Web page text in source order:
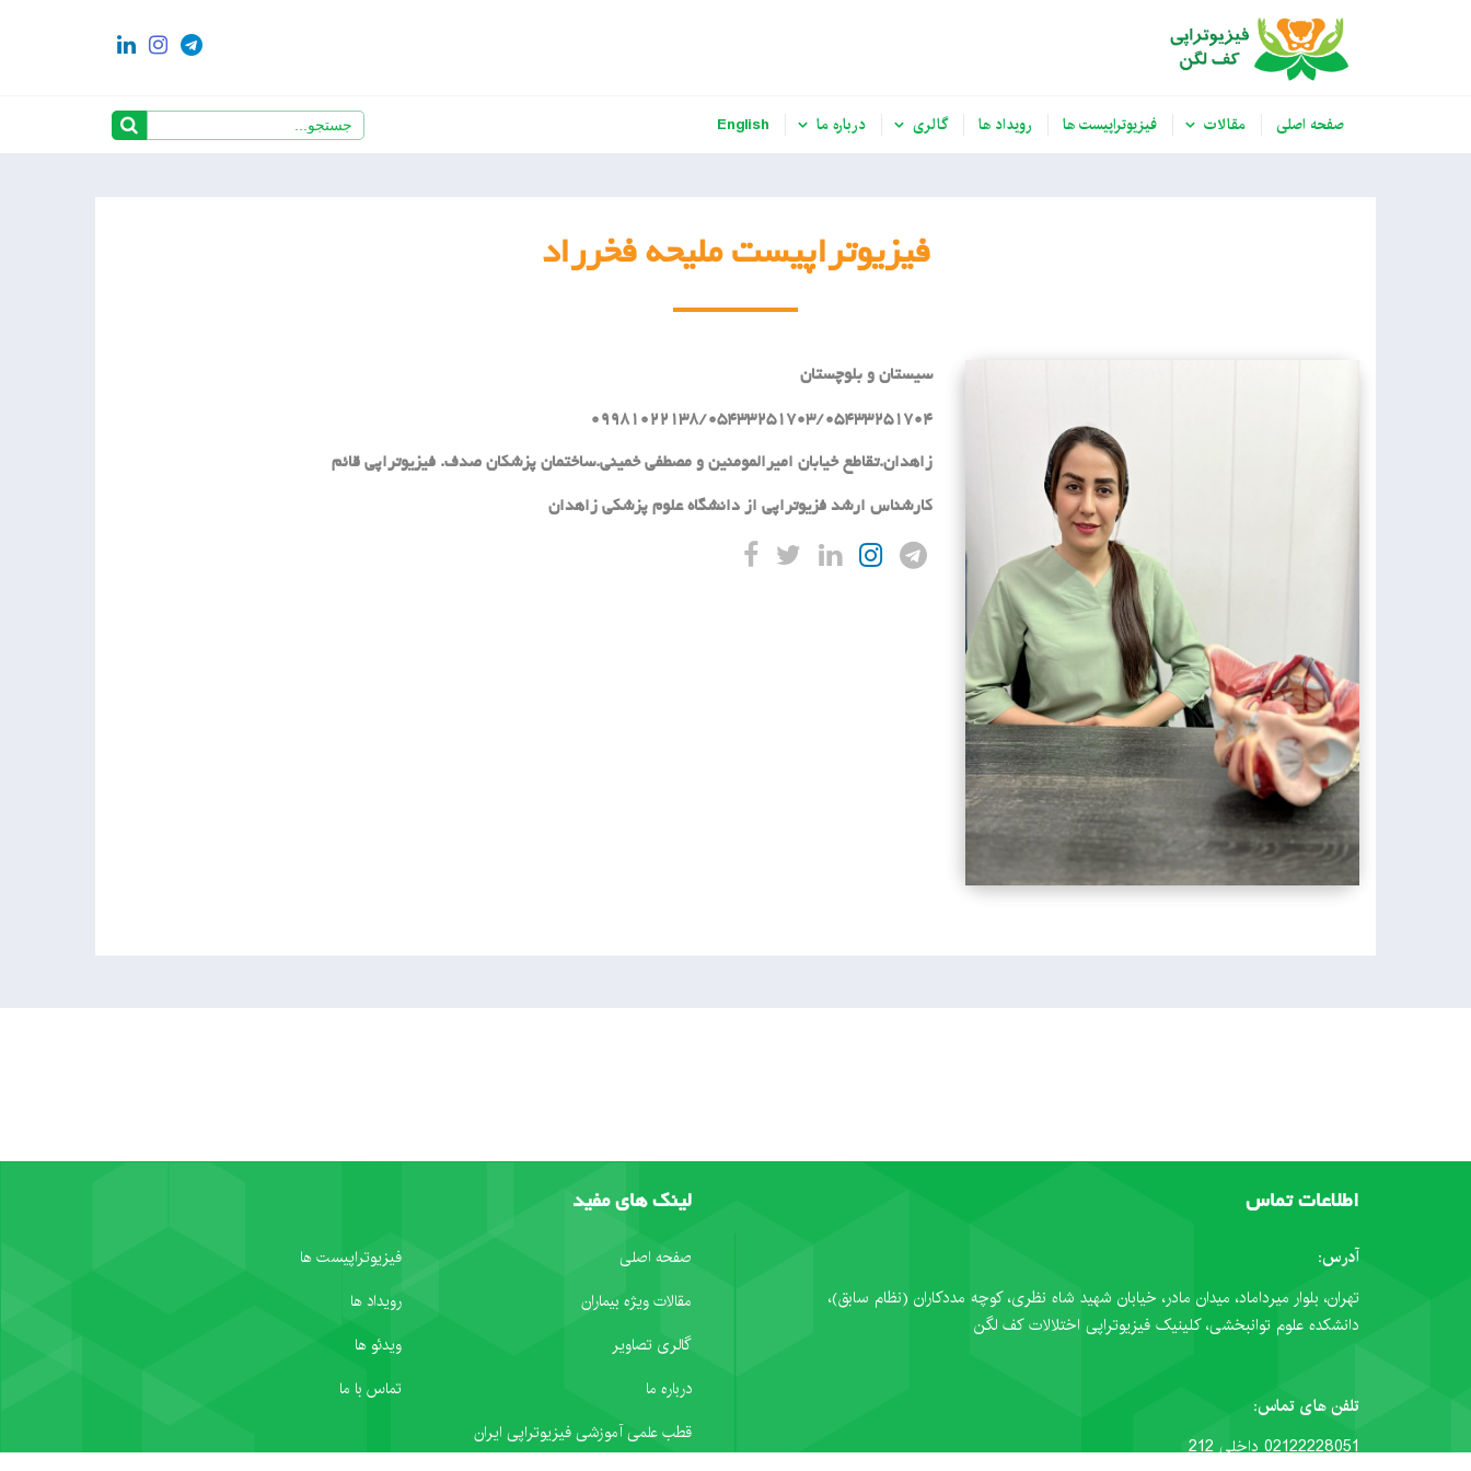
صفحه اصلی مقالات فیزیوتراپیست ها رویداد ها گالری درباره ما English
فیزیوتراپیست ملیحه فخرراد
سیستان و بلوچستان
09981022138/05433251703/05433251704
زاهدان.تقاطع خیابان امیرالمومنین و مصطفی خمینی.ساختمان پزشکان صدف. فیزیوتراپی قائم
کارشناس ارشد فزیوتراپی از دانشگاه علوم پزشکی زاهدان
اطلاعات تماس
آدرس:
تهران، بلوار میرداماد، میدان مادر، خیابان شهید شاه نظری، کوچه مددکاران (نظام سابق)،
دانشکده علوم توانبخشی، کلینیک فیزیوتراپی اختلالات کف لگن
تلفن های تماس:
02122228051 داخلی 212
لینک های مفید
صفحه اصلی
فیزیوتراپیست ها
مقالات ویژه بیماران
رویداد ها
گالری تصاویر
ویدئو ها
درباره ما
تماس با ما
قطب علمی آموزشی فیزیوتراپی ایران